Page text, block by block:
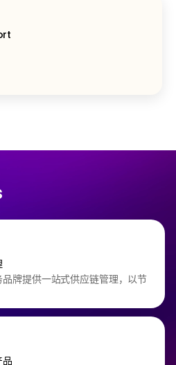
牌提供一站式供应链管理，以节